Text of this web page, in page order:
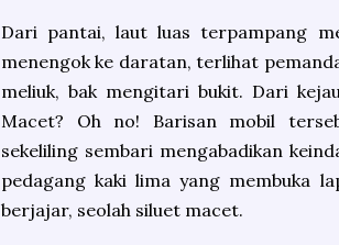
Dari pantai, laut luas terpampang
menengok ke daratan, terlihat
meliuk, bak mengitari bukit. Dari
Macet? Oh no! Barisan mobil
sekeliling sembari mengabadikan
pedagang kaki lima yang membuka
berjajar, seolah siluet macet.